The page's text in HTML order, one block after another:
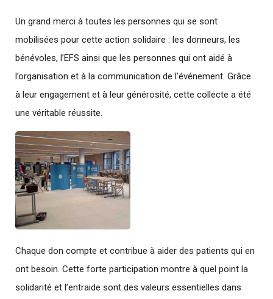
Un grand merci à toutes les personnes qui se sont
mobilisées pour cette action solidaire : les donneurs, les
bénévoles, l’EFS ainsi que les personnes qui ont aidé à
l’organisation et à la communication de l’événement. Grâce
à leur engagement et à leur générosité, cette collecte a été
une véritable réussite.
Chaque don compte et contribue à aider des patients qui en
ont besoin. Cette forte participation montre à quel point la
solidarité et l’entraide sont des valeurs essentielles dans